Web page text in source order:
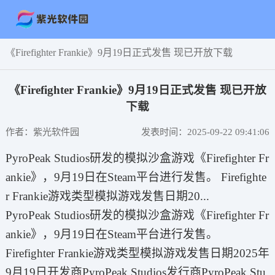
《Firefighter Frankie》9月19日正式发售 现已开放下载
《Firefighter Frankie》9月19日正式发售 现已开放
下载
作者：紫光软件园 发表时间：2025-09-22 09:41:06
PyroPeak Studios研发的模拟沙盒游戏《Firefighter Fr
ankie》，9月19日在Steam平台进行发售。 Firefighte
r Frankie游戏类型模拟‎游戏发售日期20...
PyroPeak Studios研发的模拟沙盒游戏《Firefighter Fr
ankie》，9月19日在Steam平台进行发售。
Firefighter Frankie游戏类型模拟‎游戏发售日期2025年